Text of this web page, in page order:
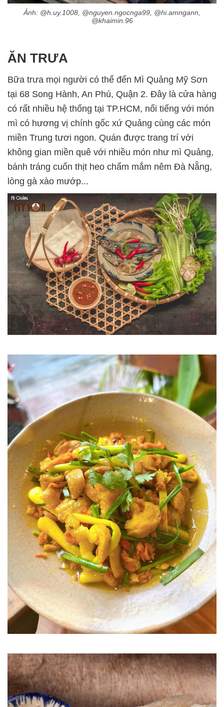
Ảnh: @h.uy.1008, @nguyen.ngocnga99, @hi.amngann,
@khaimin.96
ĂN TRƯA
Bữa trưa mọi người có thể đến Mì Quảng Mỹ Sơn
tại 68 Song Hành, An Phú, Quận 2. Đây là cửa hàng
có rất nhiều hệ thống tại TP.HCM, nổi tiếng với món
mì có hương vị chính gốc xứ Quảng cùng các món
miền Trung tươi ngon. Quán được trang trí với
không gian miền quê với nhiều món như mì Quảng,
bánh tráng cuốn thịt heo chấm mắm nêm Đà Nẵng,
lòng gà xào mướp...